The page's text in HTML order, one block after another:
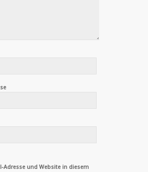
Adresse und Website in diesem